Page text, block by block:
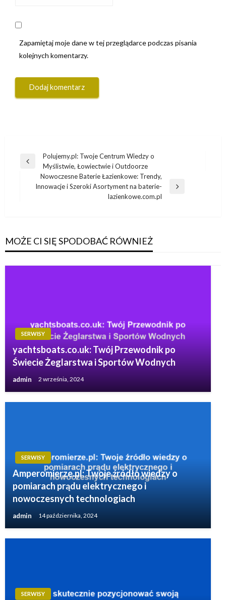
Zapamiętaj moje dane w tej przeglądarce podczas pisania
kolejnych komentarzy.
Nawigacja
wpisu
Poprzedni
Polujemy.pl: Twoje Centrum Wiedzy o
Myślistwie, Łowiectwie i Outdoorze
Następny
Nowoczesne Baterie Łazienkowe: Trendy,
Innowacje i Szeroki Asortyment na baterie-
lazienkowe.com.pl
MOŻE CI SIĘ SPODOBAĆ RÓWNIEŻ
SERWISY
yachtsboats.co.uk: Twój Przewodnik po
Świecie Żeglarstwa i Sportów Wodnych
admin 2 września, 2024
SERWISY
Amperomierze.pl: Twoje źródło wiedzy o
pomiarach prądu elektrycznego i
nowoczesnych technologiach
admin 14 października, 2024
SERWISY